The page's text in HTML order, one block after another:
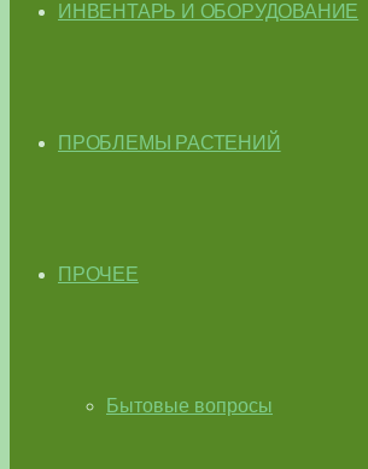
ИНВЕНТАРЬ И ОБОРУДОВАНИЕ
ПРОБЛЕМЫ РАСТЕНИЙ
ПРОЧЕЕ
Бытовые вопросы